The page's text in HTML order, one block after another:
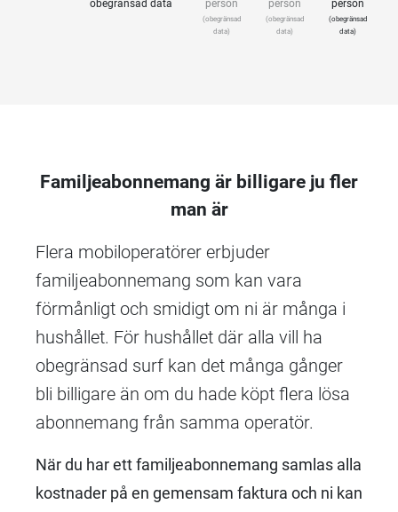
obegränsad data person
(obegränsad
data)
person
(obegränsad
data)
person
(obegränsad
data)
Familjeabonnemang är billigare ju fler
man är
Flera mobiloperatörer erbjuder
familjeabonnemang som kan vara
förmånligt och smidigt om ni är många i
hushållet. För hushållet där alla vill ha
obegränsad surf kan det många gånger
bli billigare än om du hade köpt flera lösa
abonnemang från samma operatör.
När du har ett familjeabonnemang samlas alla
kostnader på en gemensam faktura och ni kan